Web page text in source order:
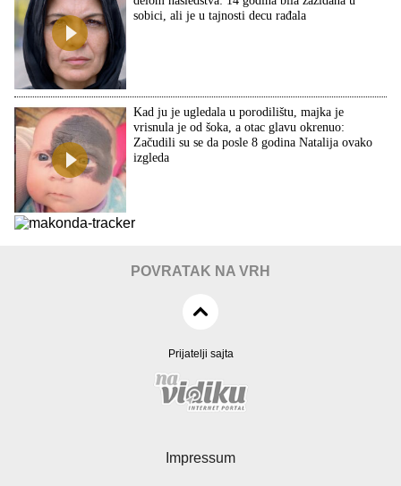
sobici, ali je u tajnosti decu rađala
Kad ju je ugledala u porodilištu, majka je
vrisnula je od šoka, a otac glavu okrenuo:
Začudili su se da posle 8 godina Natalija ovako
izgleda
POVRATAK NA VRH
Prijatelji sajta
Impressum